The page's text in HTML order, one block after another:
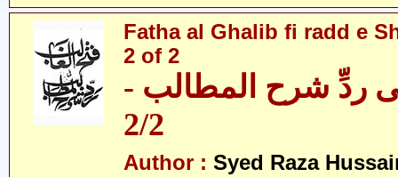
Fatha al Ghalib fi radd e
2 of 2
ردِّ شرح المطالب -
2/2
Author : Syed Raza